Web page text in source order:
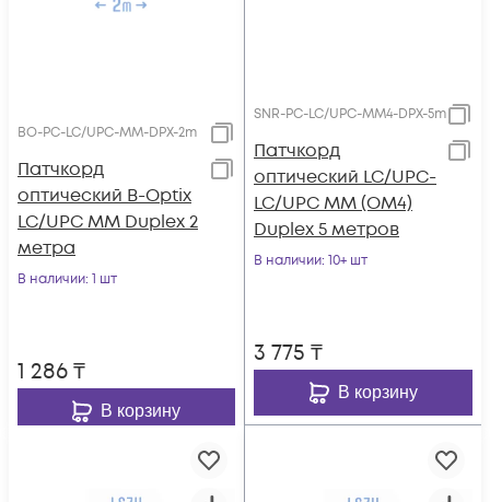
BO-PC-LC/UPC-MM-DPX-2m
Патчкорд
оптический B-Optix
LC/UPC MM Duplex 2
метра
В наличии: 1 шт
1 286₸
В корзину
SNR-PC-LC/UPC-MM4-DPX-5m
Патчкорд
оптический LC/UPC-
LC/UPC MM (OM4)
Duplex 5 метров
В наличии: 10+ шт
3 775 ₸
В корзину